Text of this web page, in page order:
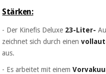
Stärken:
- Der Kinefis Deluxe 23-Liter-
zeichnet sich durch einen
aus.
- Es arbeitet mit einem